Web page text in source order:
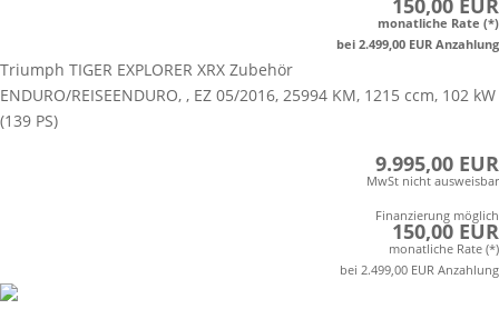
150,00 EUR
monatliche Rate (*)
bei 2.499,00 EUR Anzahlung
Triumph TIGER EXPLORER XRX Zubehör
ENDURO/REISEENDURO, , EZ 05/2016, 25994 KM, 1215 ccm, 102 kW
(139 PS)
9.995,00 EUR
MwSt nicht ausweisbar
Finanzierung möglich
150,00 EUR
monatliche Rate (*)
bei 2.499,00 EUR Anzahlung